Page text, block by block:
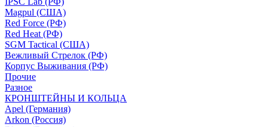
Magpul (США)
Red Force (РФ)
Red Heat (РФ)
SGM Tactical (США)
Вежливый Стрелок (РФ)
Корпус Выживания (РФ)
Прочие
Разное
КРОНШТЕЙНЫ И КОЛЬЦА
Apel (Германия)
Arkon (Россия)